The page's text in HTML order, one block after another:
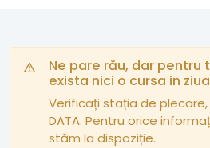
Ne pare rău, dar pentru
exista nici o cursa in
Verificați stația de
DATA. Pentru orice
stăm la dispoziție.